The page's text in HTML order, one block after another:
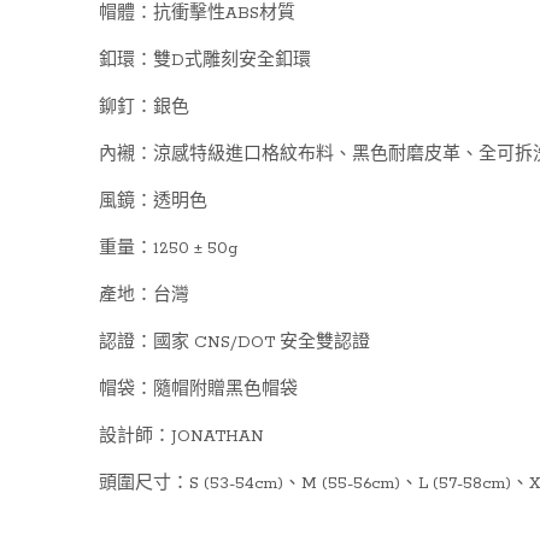
帽體：抗衝擊性ABS材質
釦環：雙D式雕刻安全釦環
鉚釘：銀色
內襯：涼感特級進口格紋布料、黑色耐磨皮革、全可拆
風鏡：透明色
重量：1250 ± 50g
產地：台灣
認證：國家 CNS/DOT 安全雙認證
帽袋：隨帽附贈黑色帽袋
設計師：JONATHAN
頭圍尺寸：S (53-54cm)、M (55-56cm)、L (57-58cm)